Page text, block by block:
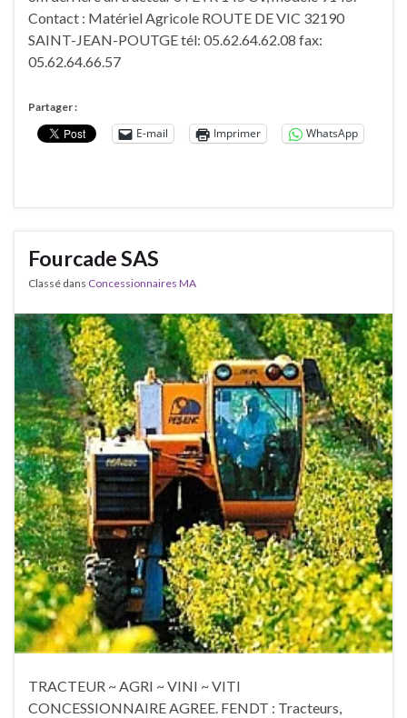
Contact : Matériel Agricole ROUTE DE VIC 32190
SAINT-JEAN-POUTGE tél: 05.62.64.62.08 fax:
05.62.64.66.57
Partager :
E-mail Imprimer WhatsApp
Fourcade SAS
Classé dans Concessionnaires MA
TRACTEUR ~ AGRI ~ VINI ~ VITI
CONCESSIONNAIRE AGREE. FENDT : Tracteurs,